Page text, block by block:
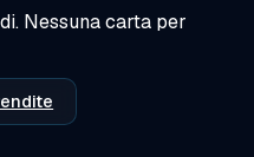
Nessuna carta per